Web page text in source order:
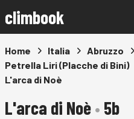
climbook
Home Italia Abruzzo
Petrella Liri (Placche di Bini)
L'arca di Noè
L'arca di Noè• 5b